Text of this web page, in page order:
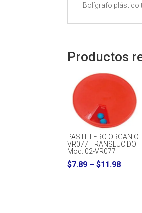
Bolígrafo plástico
Productos
PASTILLERO ORGANIC
VR077 TRANSLUCIDO
Mod. 02-VR077
$7.89 – $11.98Price